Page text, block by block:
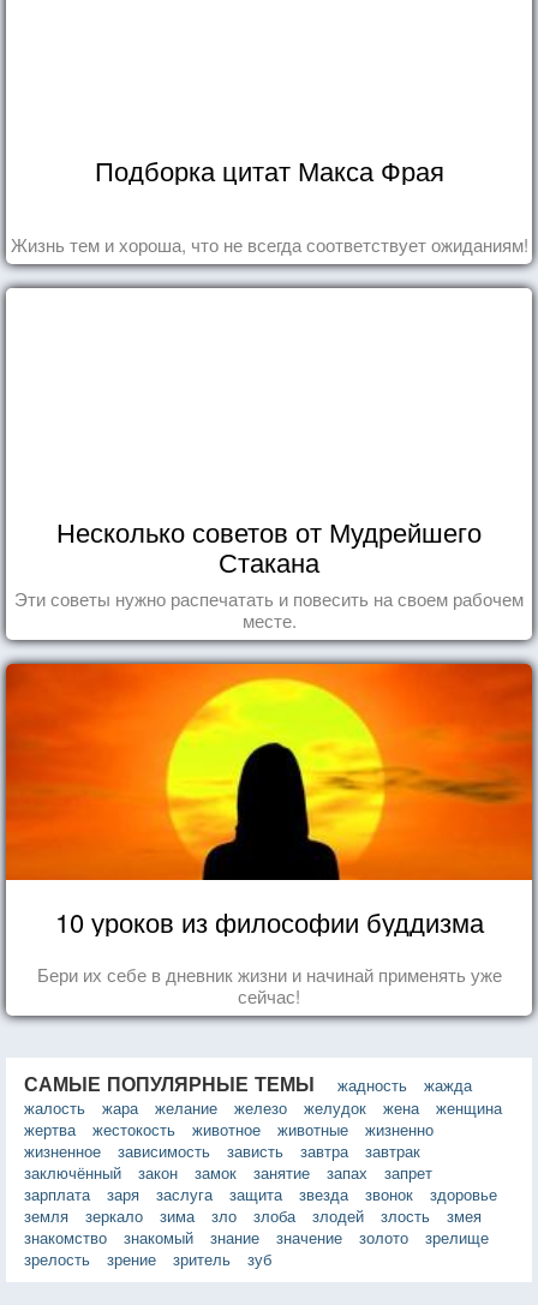
Подборка цитат Макса Фрая
Жизнь тем и хороша, что не всегда соответствует ожиданиям!
Несколько советов от Мудрейшего
Стакана
Эти советы нужно распечатать и повесить на своем рабочем
месте.
10 уроков из философии буддизма
Бери их себе в дневник жизни и начинай применять уже
сейчас!
САМЫЕ ПОПУЛЯРНЫЕ ТЕМЫ жадность
жажда
жалость
жара желание железо желудок жена
женщина
жертва
жестокость животное животные
жизненно
жизненное
зависимость зависть завтра
завтрак
заключённый
закон замок занятие запах
запрет
зарплата
заря заслуга защита звезда звонок
здоровье
земля
зеркало зима зло злоба злодей злость
змея
знакомство
знакомый знание значение золото
зрелище
зрелость
зрение зритель зуб